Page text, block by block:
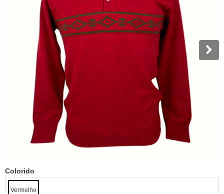
Colorido
Vermelho